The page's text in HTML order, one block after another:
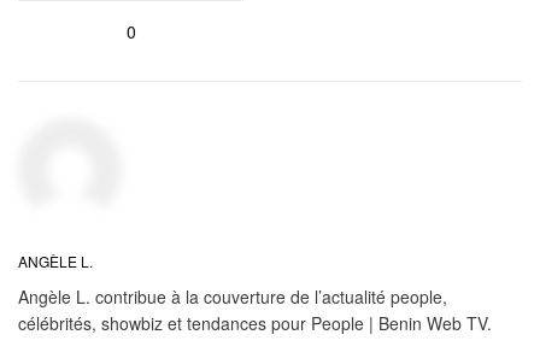
0
ANGÈLE L.
Angèle L. contribue à la couverture de l’actualité people,
célébrités, showbiz et tendances pour People | Benin Web TV.